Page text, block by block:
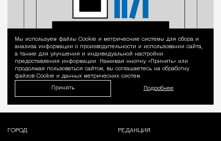
Уведомление
Мы используем файлы Сookie и метрические системы для сбора и
анализа информации о производительности и использовании сайта,
а также для улучшения и индивидуальной настройки
предоставления информации. Нажимая кнопку «Принять» или
продолжая пользоваться сайтом, вы соглашаетесь на обработку
файлов Cookie и данных метрических систем.
Принять Подробнее
ГОРОД РЕДАКЦИЯ